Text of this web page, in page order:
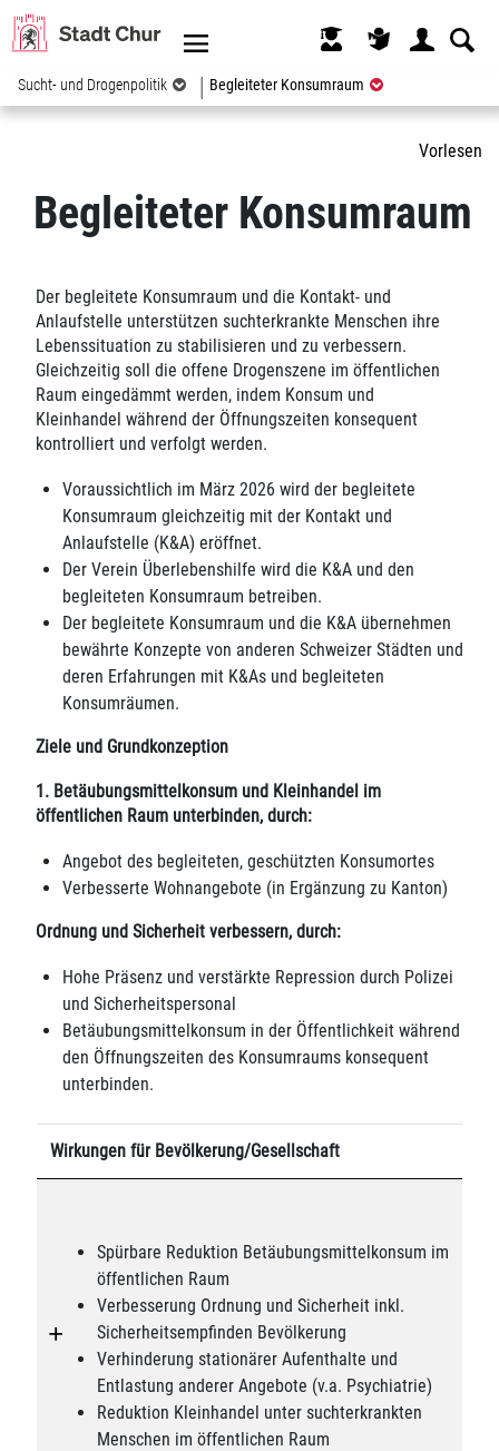
Kopfzeile
Sucht- und Drogenpolitik Begleiteter Konsumraum (ausgewählt)
Vorlesen
Begleiteter Konsumraum
Der begleitete Konsumraum und die Kontakt- und
Anlaufstelle unterstützen suchterkrankte Menschen ihre
Lebenssituation zu stabilisieren und zu verbessern.
Gleichzeitig soll die offene Drogenszene im öffentlichen
Raum eingedämmt werden, indem Konsum und
Kleinhandel während der Öffnungszeiten konsequent
kontrolliert und verfolgt werden.
Voraussichtlich im März 2026 wird der begleitete
Konsumraum gleichzeitig mit der Kontakt und
Anlaufstelle (K&A) eröffnet.
Der Verein Überlebenshilfe wird die K&A und den
begleiteten Konsumraum betreiben.
Der begleitete Konsumraum und die K&A übernehmen
bewährte Konzepte von anderen Schweizer Städten und
deren Erfahrungen mit K&As und begleiteten
Konsumräumen.
Ziele und Grundkonzeption
1. Betäubungsmittelkonsum und Kleinhandel im
öffentlichen Raum unterbinden, durch:
Angebot des begleiteten, geschützten Konsumortes
Verbesserte Wohnangebote (in Ergänzung zu Kanton)
Ordnung und Sicherheit verbessern, durch:
Hohe Präsenz und verstärkte Repression durch Polizei
und Sicherheitspersonal
Betäubungsmittelkonsum in der Öffentlichkeit während
den Öffnungszeiten des Konsumraums konsequent
unterbinden.
Wirkungen für Bevölkerung/Gesellschaft
Spürbare Reduktion Betäubungsmittelkonsum im
öffentlichen Raum
Verbesserung Ordnung und Sicherheit inkl.
Sicherheitsempfinden Bevölkerung
Verhinderung stationärer Aufenthalte und
Entlastung anderer Angebote (v.a. Psychiatrie)
Reduktion Kleinhandel unter suchterkrankten
Menschen im öffentlichen Raum
Zugehörige Objekte